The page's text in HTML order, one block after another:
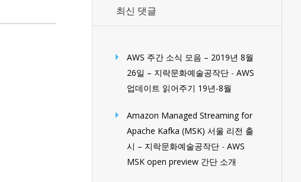
최신 댓글
AWS 주간 소식 모음 – 2019년 8월
26일 – 지락문화예술공작단 - AWS
업데이트 읽어주기 19년-8월
Amazon Managed Streaming for
Apache Kafka (MSK) 서울 리전 출
시 – 지락문화예술공작단 - AWS
MSK open preview 간단 소개